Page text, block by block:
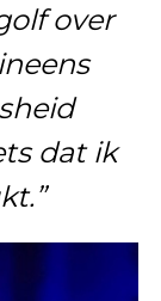
over
dat ik